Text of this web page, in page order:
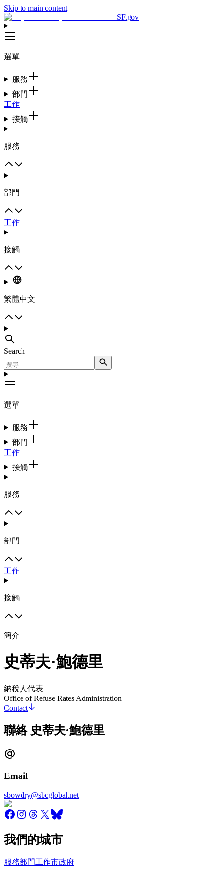
Skip to main content
SF.gov
選單
服務
部門
工作
接觸
服務
部門
工作
接觸
繁體中文
Search
選單
服務
部門
工作
接觸
服務
部門
工作
接觸
簡介
史蒂夫·鮑德里
納稅人代表
Office of Refuse Rates Administration
Contact
聯絡 史蒂夫·鮑德里
Email
sbowdry@sbcglobal.net
我們的城市
服務部門工作市政府